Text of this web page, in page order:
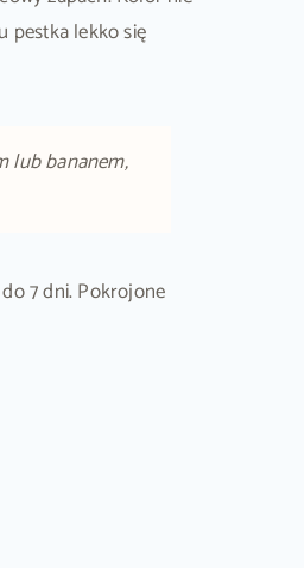
pestka lekko się
lub bananem,
7 dni. Pokrojone